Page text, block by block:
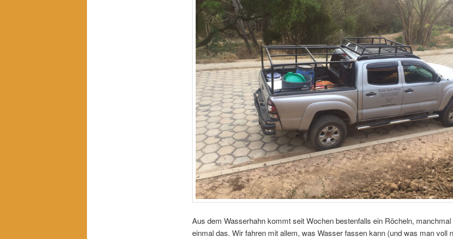
Aus dem Wasserhahn kommt seit Wochen bestenfalls ein Röcheln, manchmal
einmal das. Wir fahren mit allem, was Wasser fassen kann (und was man voll